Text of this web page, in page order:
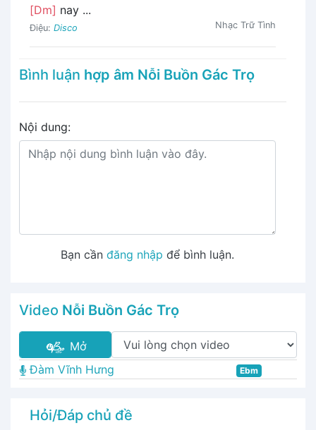
[Dm] nay ...
Điệu: Disco Nhạc Trữ Tình
Bình luận hợp âm Nỗi Buồn Gác Trọ
Nội dung:
Bạn cần đăng nhập để bình luận.
Video Nỗi Buồn Gác Trọ
Mở
Đàm Vĩnh Hưng
Ebm
Hỏi/Đáp chủ đề